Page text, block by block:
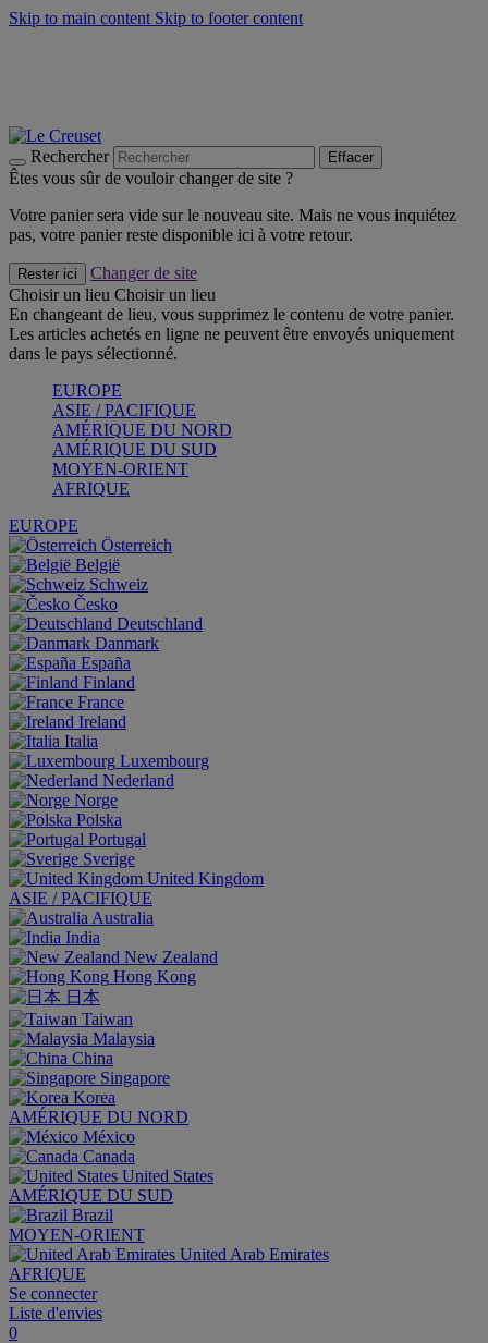
Skip to main content Skip to footer content
Rechercher Effacer
Êtes vous sûr de vouloir changer de site ?
Votre panier sera vide sur le nouveau site. Mais ne vous inquiétez
pas, votre panier reste disponible ici à votre retour.
Rester ici
Changer de site
Choisir un lieu Choisir un lieu
En changeant de lieu, vous supprimez le contenu de votre panier.
Les articles achetés en ligne ne peuvent être envoyés uniquement
dans le pays sélectionné.
EUROPE
ASIE / PACIFIQUE
AMÉRIQUE DU NORD
AMÉRIQUE DU SUD
MOYEN-ORIENT
AFRIQUE
EUROPE
Österreich
België
Schweiz
Česko
Deutschland
Danmark
España
Finland
France
Ireland
Italia
Luxembourg
Nederland
Norge
Polska
Portugal
Sverige
United Kingdom
ASIE / PACIFIQUE
Australia
India
New Zealand
Hong Kong
日本
Taiwan
Malaysia
China
Singapore
Korea
AMÉRIQUE DU NORD
México
Canada
United States
AMÉRIQUE DU SUD
Brazil
MOYEN-ORIENT
United Arab Emirates
AFRIQUE
Se connecter
Liste d'envies
0